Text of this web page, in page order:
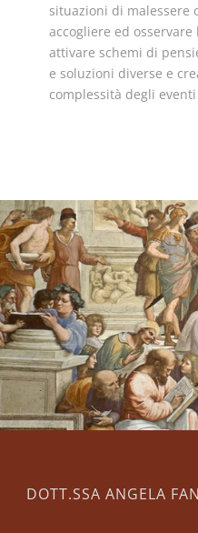
situazioni di malessere
accogliere ed
attivare schemi di
e soluzioni diverse e
complessità degli
DOTT.SSA ANGELA